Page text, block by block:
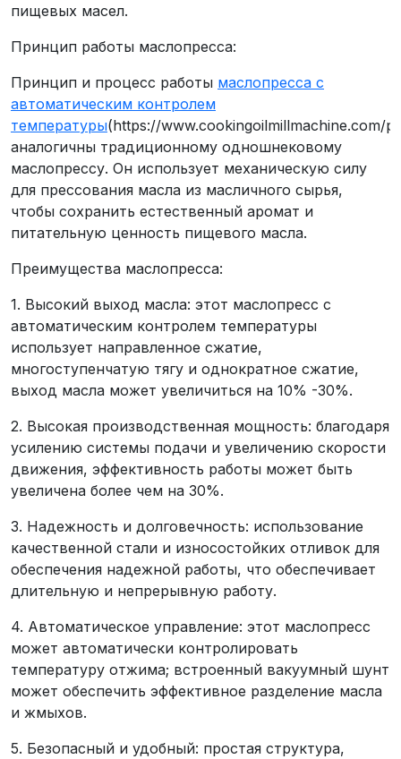
пищевых масел.
Принцип работы маслопресса:
Принцип и процесс работы маслопресса с
автоматическим контролем
температуры(https://www.cookingoilmillmachine.com/
аналогичны традиционному одношнековому
маслопрессу. Он использует механическую силу
для прессования масла из масличного сырья,
чтобы сохранить естественный аромат и
питательную ценность пищевого масла.
Преимущества маслопресса:
1. Высокий выход масла: этот маслопресс с
автоматическим контролем температуры
использует направленное сжатие,
многоступенчатую тягу и однократное сжатие,
выход масла может увеличиться на 10% -30%.
2. Высокая производственная мощность: благодаря
усилению системы подачи и увеличению скорости
движения, эффективность работы может быть
увеличена более чем на 30%.
3. Надежность и долговечность: использование
качественной стали и износостойких отливок для
обеспечения надежной работы, что обеспечивает
длительную и непрерывную работу.
4. Автоматическое управление: этот маслопресс
может автоматически контролировать
температуру отжима; встроенный вакуумный шунт
может обеспечить эффективное разделение масла
и жмыхов.
5. Безопасный и удобный: простая структура,